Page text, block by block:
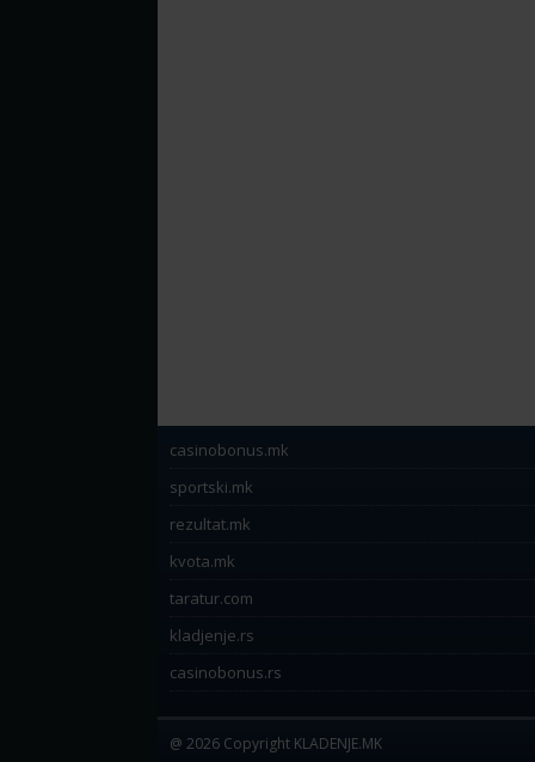
casinobonus.mk
sportski.mk
rezultat.mk
kvota.mk
taratur.com
kladjenje.rs
casinobonus.rs
@ 2026 Copyright KLADENJE.MK